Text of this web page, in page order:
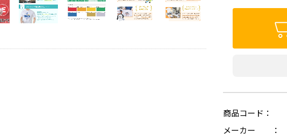
商品コード：
メーカー ：